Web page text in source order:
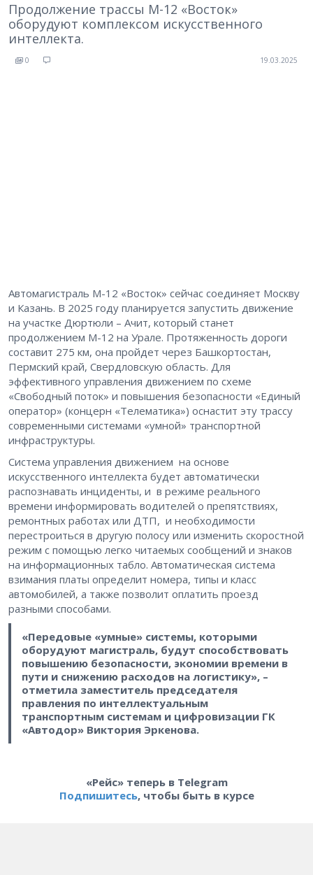
Продолжение трассы М-12 «Восток»
оборудуют комплексом искусственного
интеллекта.
0 19.03.2025
Автомагистраль М-12 «Восток» сейчас соединяет Москву
и Казань. В 2025 году планируется запустить движение
на участке Дюртюли – Ачит, который станет
продолжением М-12 на Урале. Протяженность дороги
составит 275 км, она пройдет через Башкортостан,
Пермский край, Свердловскую область. Для
эффективного управления движением по схеме
«Свободный поток» и повышения безопасности «Единый
оператор» (концерн «Телематика») оснастит эту трассу
современными системами «умной» транспортной
инфраструктуры.
Система управления движением на основе
искусственного интеллекта будет автоматически
распознавать инциденты, и в режиме реального
времени информировать водителей о препятствиях,
ремонтных работах или ДТП, и необходимости
перестроиться в другую полосу или изменить скоростной
режим с помощью легко читаемых сообщений и знаков
на информационных табло. Автоматическая система
взимания платы определит номера, типы и класс
автомобилей, а также позволит оплатить проезд
разными способами.
«Передовые «умные» системы, которыми
оборудуют магистраль, будут способствовать
повышению безопасности, экономии времени в
пути и снижению расходов на логистику», –
отметила заместитель председателя
правления по интеллектуальным
транспортным системам и цифровизации ГК
«Автодор» Виктория Эркенова.
«Рейс» теперь в Telegram
Подпишитесь, чтобы быть в курсе